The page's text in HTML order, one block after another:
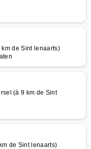
km de Sint lenaarts)
(à 9 km de Sint
de Sint lenaarts)